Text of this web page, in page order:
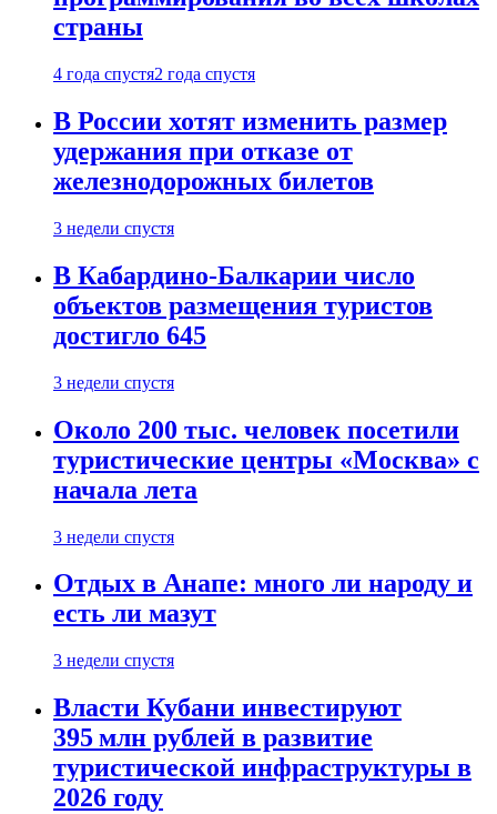
страны
4 года спустя2 года спустя
В России хотят изменить размер
удержания при отказе от
железнодорожных билетов
3 недели спустя
В Кабардино-Балкарии число
объектов размещения туристов
достигло 645
3 недели спустя
Около 200 тыс. человек посетили
туристические центры «Москва» с
начала лета
3 недели спустя
Отдых в Анапе: много ли народу и
есть ли мазут
3 недели спустя
Власти Кубани инвестируют
395 млн рублей в развитие
туристической инфраструктуры в
2026 году